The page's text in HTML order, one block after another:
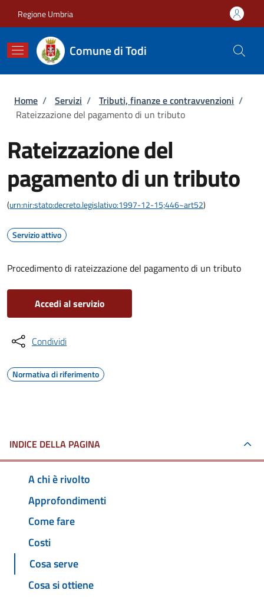
Regione Umbria
Comune di Todi
Briciole di pane
Home / Servizi / Tributi, finanze e contravvenzioni /
Rateizzazione del pagamento di un tributo
Rateizzazione del
pagamento di un tributo
(urn:nir:stato:decreto.legislativo:1997-12-15;446~art52)
Servizio attivo
Procedimento di rateizzazione del pagamento di un tributo
Accedi al servizio
Condividi
Normativa di riferimento
INDICE DELLA PAGINA
A chi è rivolto
Approfondimenti
Come fare
Costi
Cosa serve
Cosa si ottiene